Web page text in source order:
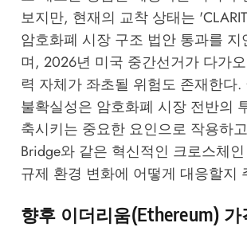
보지만, 현재의 교착 상태는
암호화폐 시장 구조 법안 통과를 지
며, 2026년 미국 중간선거가 다가
력 자체가 좌초될 위험도 존재한다.
불확실성은 암호화폐 시장 전반의
축시키는 중요한 요인으로 작용하
Bridge와 같은 혁신적인 크로스체
규제 환경 변화에 어떻게 대응할지
향후 이더리움(Ethereum) 가